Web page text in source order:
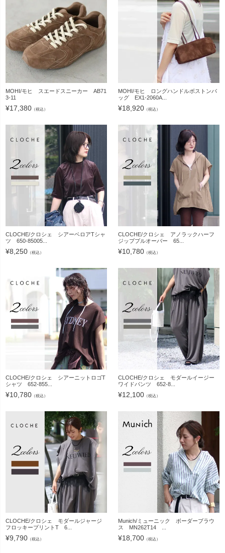
MOHI/モヒ スエードスニーカー AB71
3-11
¥17,380 （税込）
MOHI/モヒ ロングハンドルボストンバ
ッグ EX1-2060A...
¥18,920 （税込）
CLOCHE/クロシェ シアーベロアTシャ
ツ 650-85005...
¥8,250 （税込）
CLOCHE/クロシェ アノラックハーフ
ジッププルオーバー 65...
¥10,780 （税込）
CLOCHE/クロシェ シアーニットロゴT
シャツ 652-855...
¥10,780 （税込）
CLOCHE/クロシェ モダールイージー
ワイドパンツ 652-8...
¥12,100 （税込）
CLOCHE/クロシェ モダールジャージ
フロッキープリントT 6...
¥9,790 （税込）
Munich/ミューニック ボーダーブラウ
ス MN262T14 ...
¥18,700 （税込）